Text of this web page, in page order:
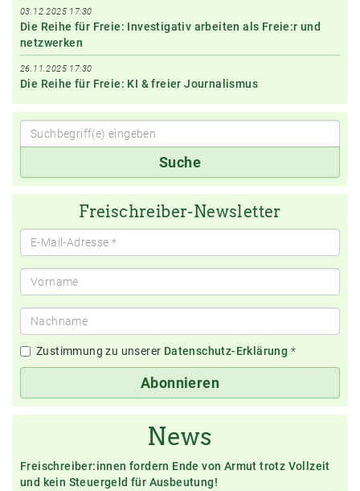
03.12.2025 17:30
Die Reihe für Freie: Investigativ arbeiten als Freie:r und
netzwerken
26.11.2025 17:30
Die Reihe für Freie: KI & freier Journalismus
Suche
Freischreiber-Newsletter
Zustimmung zu unserer Datenschutz-Erklärung *
Abonnieren
News
Freischreiber:innen fordern Ende von Armut trotz Vollzeit
und kein Steuergeld für Ausbeutung!